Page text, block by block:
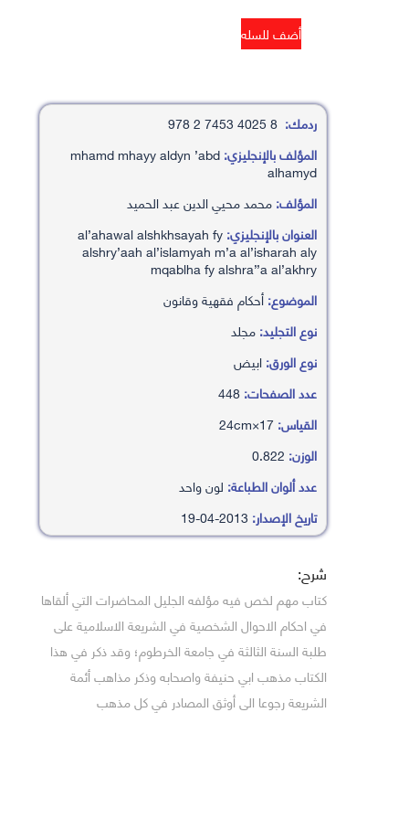
ردمك:
المؤلف بالإنجليزي:mhamd mhayy aldyn ’abd
alhamyd
المؤلف:محمد محيي الدين عبد الحميد
العنوان بالإنجليزي:al’ahawal alshkhsayah fy
alshry’aah al’islamyah m’a al’isharah aly
mqablha fy alshra’’a al’akhry
الموضوع:أحكام فقهية وقانون
نوع التجليد:مجلد
نوع الورق:ابيض
عدد الصفحات:
القياس:
الوزن:
عدد ألوان الطباعة: لون واحد
تاريخ الإصدار:
شرح:
كتاب مهم لخص فيه مؤلفه الجليل المحاضرات التي ألقاها
في احكام الاحوال الشخصية في الشريعة الاسلامية على
طلبة السنة الثالثة في جامعة الخرطوم؛ وقد ذكر في هذا
الكتاب مذهب ابي حنيفة واصحابه وذكر مذاهب أئمة
الشريعة رجوعا الى أوثق المصادر في كل مذهب